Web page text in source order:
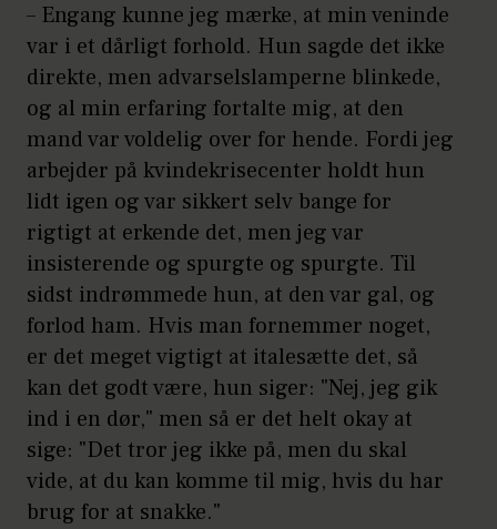
– Engang kunne jeg mærke, at min veninde
var i et dårligt forhold. Hun sagde det ikke
direkte, men advarselslamperne blinkede,
og al min erfaring fortalte mig, at den
mand var voldelig over for hende. Fordi jeg
arbejder på kvindekrisecenter holdt hun
lidt igen og var sikkert selv bange for
rigtigt at erkende det, men jeg var
insisterende og spurgte og spurgte. Til
sidst indrømmede hun, at den var gal, og
forlod ham. Hvis man fornemmer noget,
er det meget vigtigt at italesætte det, så
kan det godt være, hun siger: "Nej, jeg gik
ind i en dør," men så er det helt okay at
sige: "Det tror jeg ikke på, men du skal
vide, at du kan komme til mig, hvis du har
brug for at snakke."